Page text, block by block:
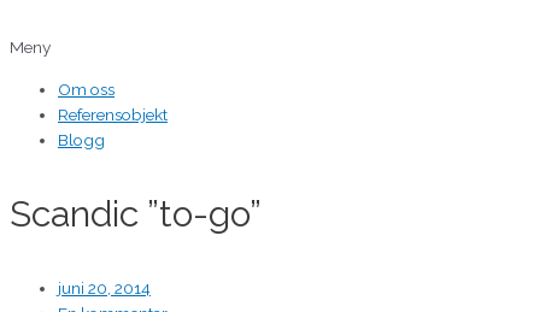
innehåll
Meny
Om oss
Referensobjekt
Blogg
Scandic ”to-go”
juni 20, 2014